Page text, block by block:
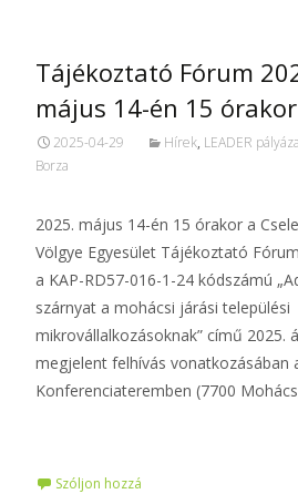
Tájékoztató Fórum
május 14-én 15 órakor
2025-04-29 Hírek, LEADER
Borza
2025. május 14-én 15 órakor a
Völgye Egyesület Tájékoztató
a KAP-RD57-016-1-24 kódszámú
szárnyat a mohácsi járási települési
mikrovállalkozásoknak” című 2025.
megjelent felhívás vonatkozásában
Konferenciateremben (7700
Szóljon hozzá